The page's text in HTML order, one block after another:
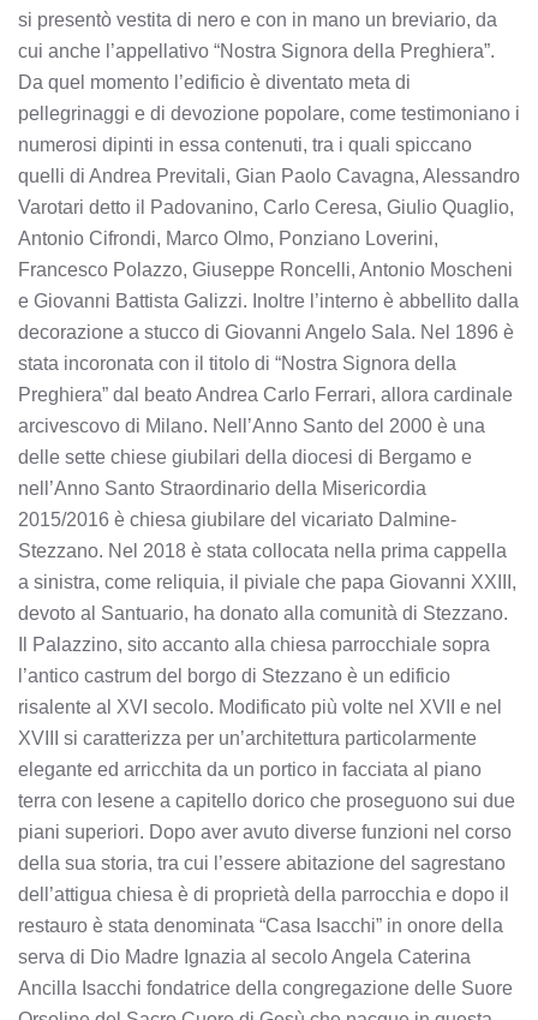
si presentò vestita di nero e con in mano un breviario, da
cui anche l’appellativo “Nostra Signora della Preghiera”.
Da quel momento l’edificio è diventato meta di
pellegrinaggi e di devozione popolare, come testimoniano i
numerosi dipinti in essa contenuti, tra i quali spiccano
quelli di Andrea Previtali, Gian Paolo Cavagna, Alessandro
Varotari detto il Padovanino, Carlo Ceresa, Giulio Quaglio,
Antonio Cifrondi, Marco Olmo, Ponziano Loverini,
Francesco Polazzo, Giuseppe Roncelli, Antonio Moscheni
e Giovanni Battista Galizzi. Inoltre l’interno è abbellito dalla
decorazione a stucco di Giovanni Angelo Sala. Nel 1896 è
stata incoronata con il titolo di “Nostra Signora della
Preghiera” dal beato Andrea Carlo Ferrari, allora cardinale
arcivescovo di Milano. Nell’Anno Santo del 2000 è una
delle sette chiese giubilari della diocesi di Bergamo e
nell’Anno Santo Straordinario della Misericordia
2015/2016 è chiesa giubilare del vicariato Dalmine-
Stezzano. Nel 2018 è stata collocata nella prima cappella
a sinistra, come reliquia, il piviale che papa Giovanni XXIII,
devoto al Santuario, ha donato alla comunità di Stezzano.
Il Palazzino, sito accanto alla chiesa parrocchiale sopra
l’antico castrum del borgo di Stezzano è un edificio
risalente al XVI secolo. Modificato più volte nel XVII e nel
XVIII si caratterizza per un’architettura particolarmente
elegante ed arricchita da un portico in facciata al piano
terra con lesene a capitello dorico che proseguono sui due
piani superiori. Dopo aver avuto diverse funzioni nel corso
della sua storia, tra cui l’essere abitazione del sagrestano
dell’attigua chiesa è di proprietà della parrocchia e dopo il
restauro è stata denominata “Casa Isacchi” in onore della
serva di Dio Madre Ignazia al secolo Angela Caterina
Ancilla Isacchi fondatrice della congregazione delle Suore